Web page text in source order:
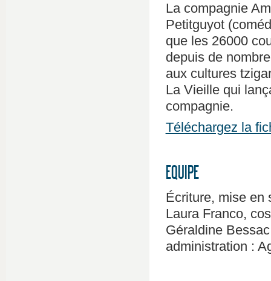
La compagnie
Petitguyot
que les 26000
depuis de
aux cultures
La Vieille qui
compagnie.
Téléchargez la
EQUIPE
Écriture, mise en
Laura Franco,
Géraldine
administration :